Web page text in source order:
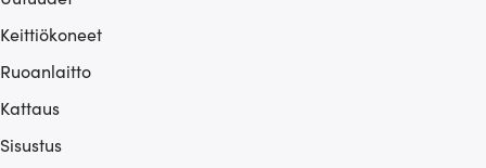
Keittiökoneet
Ruoanlaitto
Kattaus
Sisustus